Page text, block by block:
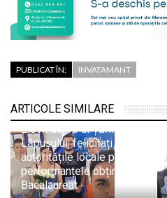
PUBLICAT ÎN: INVATAMANT
ARTICOLE SIMILARE
Elevii de 10 ai Țării
Lăpușului, felicitați de
autoritățile locale pentru
performanțele obținute la
Bacalaureat